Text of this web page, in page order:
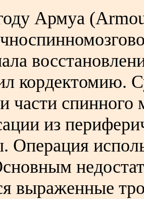
Армуa
кордектомию.
части спинного
из
Операция
выраженные